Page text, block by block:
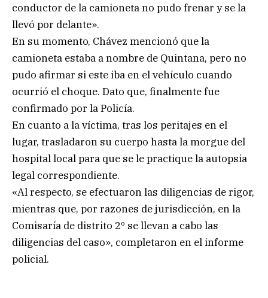
conductor de la camioneta no pudo frenar y se la
llevó por delante».
En su momento, Chávez mencionó que la
camioneta estaba a nombre de Quintana, pero no
pudo afirmar si este iba en el vehículo cuando
ocurrió el choque. Dato que, finalmente fue
confirmado por la Policía.
En cuanto a la víctima, tras los peritajes en el
lugar, trasladaron su cuerpo hasta la morgue del
hospital local para que se le practique la autopsia
legal correspondiente.
«Al respecto, se efectuaron las diligencias de rigor,
mientras que, por razones de jurisdicción, en la
Comisaría de distrito 2º se llevan a cabo las
diligencias del caso», completaron en el informe
policial.